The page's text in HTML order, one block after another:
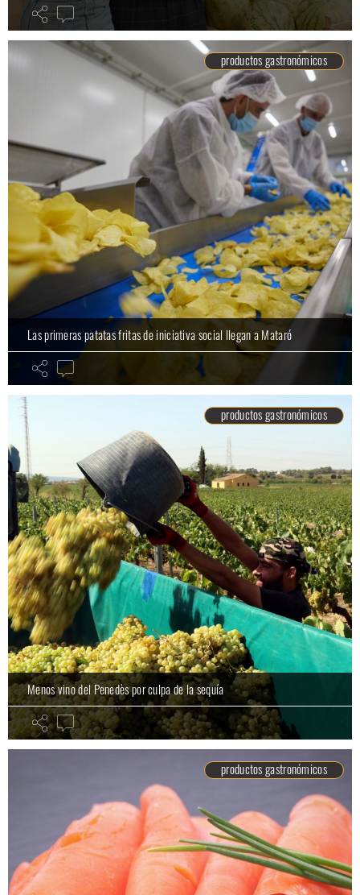
productos gastronómicos
Las primeras patatas fritas de iniciativa social llegan a Mataró
productos gastronómicos
Menos vino del Penedès por culpa de la sequía
productos gastronómicos